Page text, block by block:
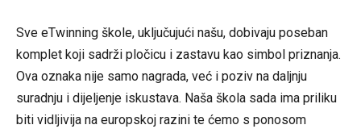
Sve eTwinning škole, uključujući našu, dobivaju poseban
komplet koji sadrži pločicu i zastavu kao simbol priznanja.
Ova oznaka nije samo nagrada, već i poziv na daljnju
suradnju i dijeljenje iskustava. Naša škola sada ima priliku
biti vidljivija na europskoj razini te ćemo s ponosom